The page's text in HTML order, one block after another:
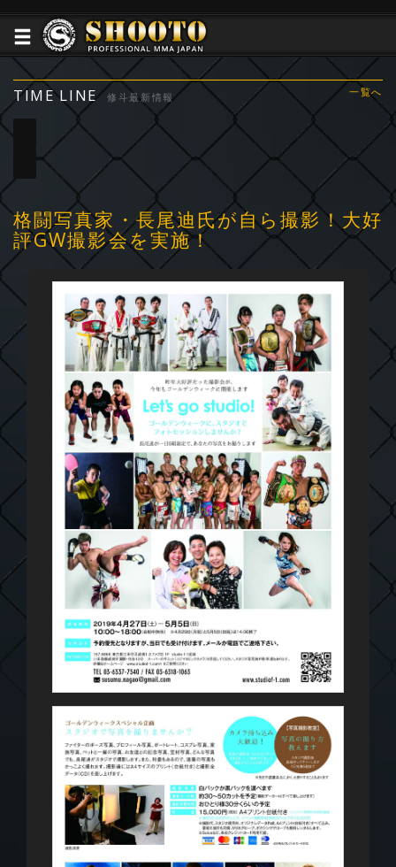
TIME LINE 修斗最新情報 一覧へ
格闘写真家・長尾迪氏が自ら撮影！大好
評GW撮影会を実施！